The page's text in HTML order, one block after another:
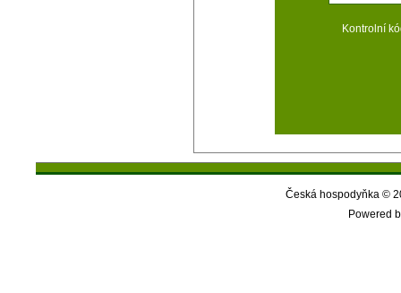
Kontrolní
Česká hospodyňka ©
Powered